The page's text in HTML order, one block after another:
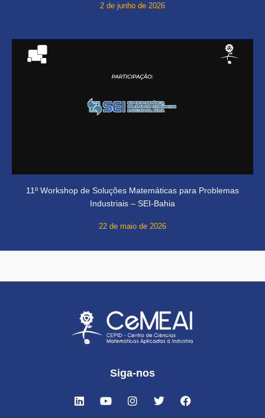
2 de junho de 2026
11º Workshop de Soluções Matemáticas para Problemas
Industriais – SEI-Bahia
22 de maio de 2026
Siga-nos